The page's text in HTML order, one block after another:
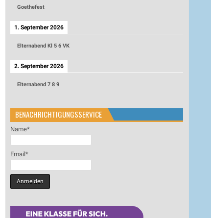
Goethefest
1. September 2026
Elternabend Kl 5 6 VK
2. September 2026
Elternabend 7 8 9
BENACHRICHTIGUNGSSERVICE
Name*
Email*